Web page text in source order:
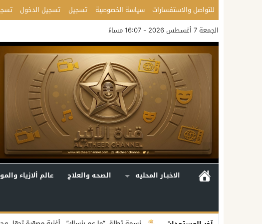
للتواصل والاستفسارات سياسة الخصوصية تسجيل تسجيل الدخول
الجمعة 7 أغسطس 2026 - 16:07 مساءً
الاخبـار المحليه الصحه والعلاج عالم ألازياء